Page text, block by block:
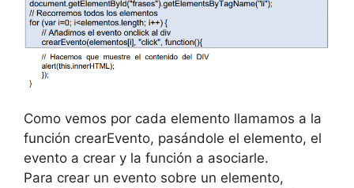
Como vemos por cada elemento llamamos a la
función crearEvento, pasándole el elemento, el
evento a crear y la función a asociarle.
Para crear un evento sobre un elemento,